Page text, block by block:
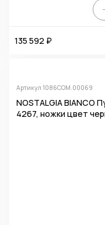
135 592 ₽
Артикул 1086COM.00069
NOSTALGIA BIANCO
4267, ножки цвет